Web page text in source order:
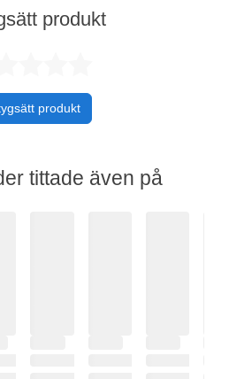
produkt
produkt
tittade även på